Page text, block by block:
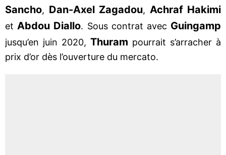
Sancho, Dan-Axel Zagadou, Achraf Hakimi
et Abdou Diallo. Sous contrat avec Guingamp
jusqu’en juin 2020, Thuram pourrait s’arracher à
prix d’or dès l’ouverture du mercato.